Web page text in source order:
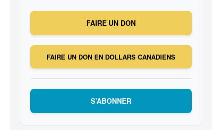
FAIRE UN DON
FAIRE UN DON EN DOLLARS CANADIENS
S’ABONNER